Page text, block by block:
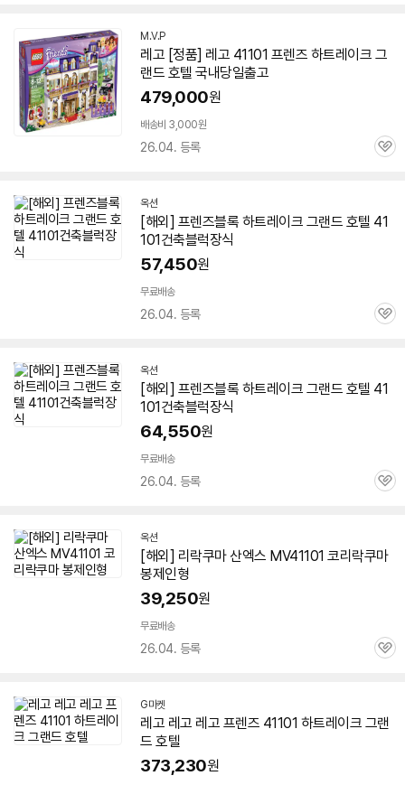
M.V.P네
이
버
이
레고 [정품] 레고 41101 프렌즈 하트레이크 그
랜드 호텔 국내당일출고
479,000원
배송비 3,000원
26.04. 등록
관
옥션
[해외] 프렌즈블록 하트레이크 그랜드 호텔 41
101건축블럭장식
57,450원
무료배송
26.04. 등록
관
옥션
[해외] 프렌즈블록 하트레이크 그랜드 호텔 41
101건축블럭장식
64,550원
무료배송
26.04. 등록
관
옥션
[해외] 리락쿠마 산엑스 MV41101 코리락쿠마
봉제인형
39,250원
무료배송
26.04. 등록
관
G마켓
레고 레고 레고 프렌즈 41101 하트레이크 그랜
드 호텔
373,230원